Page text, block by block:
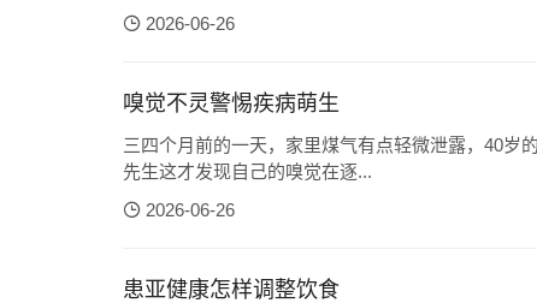
2026-06-26
嗅觉不灵警惕疾病萌生
三四个月前的一天，家里煤气有点轻微泄露，40岁
先生这才发现自己的嗅觉在逐...
2026-06-26
患亚健康怎样调整饮食